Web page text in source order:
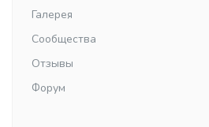
Галерея
Сообщества
Отзывы
Форум